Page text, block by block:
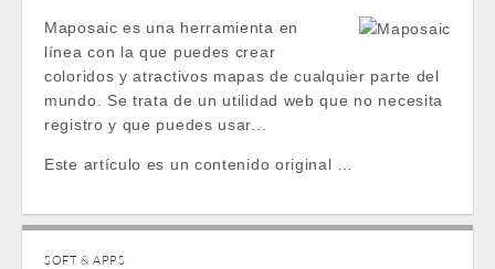
Maposaic es una herramienta en
línea con la que puedes crear
coloridos y atractivos mapas de cualquier parte del
mundo. Se trata de un utilidad web que no necesita
registro y que puedes usar...
Este artículo es un contenido original …
SOFT & APPS